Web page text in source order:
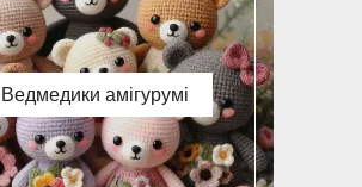
Ведмедики амігурумі